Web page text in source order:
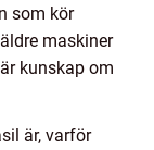
som kör
maskiner
kunskap om
är, varför